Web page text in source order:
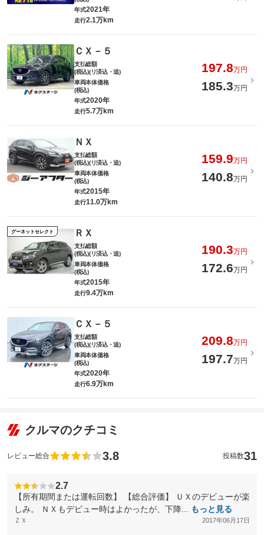
年式2021年
走行2.1万km
ＣＸ－５
支払総額
(税込)(リ済込・追)
197.8万円
車両本体価格
(税込)
185.3万円
年式2020年
走行5.7万km
ＮＸ
支払総額
(税込)(リ済込・追)
159.9万円
車両本体価格
(税込)
140.8万円
年式2015年
走行11.0万km
グーネットセレクト ＲＸ
支払総額
(税込)(リ済込・追)
190.3万円
車両本体価格
(税込)
172.6万円
年式2015年
走行9.4万km
ＣＸ－５
支払総額
(税込)(リ済込・追)
209.8万円
車両本体価格
(税込)
197.7万円
年式2020年
走行6.9万km
クルマのクチコミ
レビュー総合 3.8 投稿数31
2.7
【所有期間または運転回数】 【総合評価】 ＵＸのデビューが楽
しみ。 ＮＸもデビュー時はよかったが、下降...
もっと見る
ＺＸ 2017年06月17日